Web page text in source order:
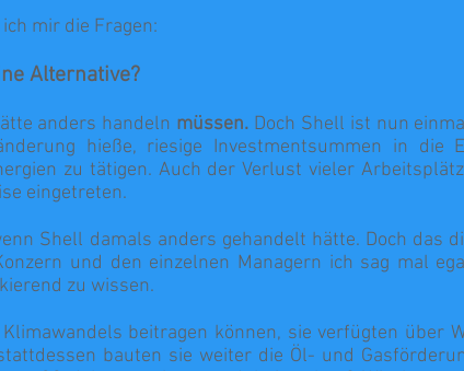
mir die Fragen:
Alternative?
anders handeln müssen. Doch Shell ist nun
hieße, riesige Investmentsummen in die
zu tätigen. Auch der Verlust vieler
eingetreten.
Shell damals anders gehandelt hätte. Doch das
und den einzelnen Managern ich sag mal
zu wissen.
beitragen können, sie verfügten über
bauten sie weiter die Öl- und